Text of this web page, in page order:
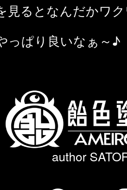
見るとなんだかワ
っぱり良いなぁ～♪
author